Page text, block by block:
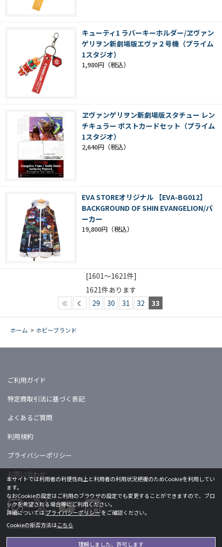
キューティ1 ラバーキーホルダー/ヱヴァン
ゲリヲン新劇場版エヴァ２号機（プライム
1スタジオ）
1,980円
ヱヴァンゲリヲン新劇場版スタチュー レン
チキュラー ポストカードセット（プライム
1スタジオ）
2,640円
EVA STOREオリジナル 【EVA-BG012】
BACKGROUND OF SHIN EVANGELION/パ
ーカー
19,800円
[1601～1621件]
1621件あります
29
30 31 32 33
ホーム > ホビーブランド
ご利用ガイド
特定商取引法に基づく表記
よくあるご質問
利用規約
プライバシーポリシー
お問い合わせ
Licensed by khara ©khara
本サイトでは利用者の利便性向上と利用者の利用状況把握のためCookieを利用してい
ます。
なおCookieの設定はご利用のブラウザの設定でも変更することができますので、ブロ
ックを希望される場合等にご利用ください。
詳細についてはプライバシーポリシーをご確認ください。
Cookieの拒否方法はこちら
理解しました、許可します